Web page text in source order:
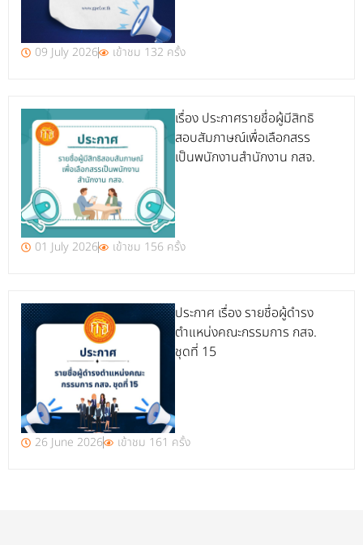
09 July 2026 เข้าชม 132 ครั้ง
เรื่อง ประกาศรายชื่อผู้มีสิทธิ
สอบสัมภาษณ์เพื่อเลือกสรร
เป็นพนักงานสำนักงาน กสจ.
01 July 2026 เข้าชม 156 ครั้ง
ประกาศ เรื่อง รายชื่อผู้ดำรง
ตำแหน่งคณะกรรมการ กสจ.
ชุดที่ 15
26 June 2026 เข้าชม 161 ครั้ง